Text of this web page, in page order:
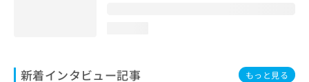
新着インタビュー記事 もっと見る